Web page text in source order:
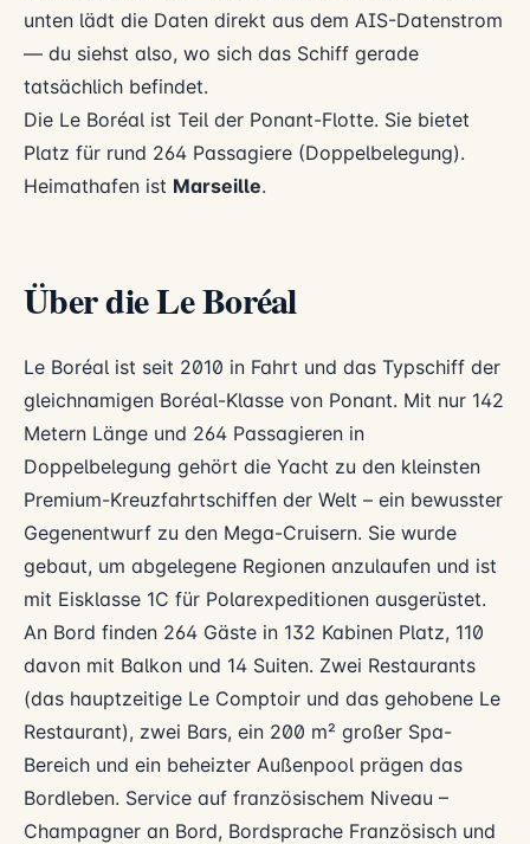
unten lädt die Daten direkt aus dem AIS-Datenstrom
— du siehst also, wo sich das Schiff gerade
tatsächlich befindet.
Die Le Boréal ist Teil der Ponant-Flotte. Sie bietet
Platz für rund 264 Passagiere (Doppelbelegung).
Heimathafen ist Marseille.
Über die Le Boréal
Le Boréal ist seit 2010 in Fahrt und das Typschiff der
gleichnamigen Boréal-Klasse von Ponant. Mit nur 142
Metern Länge und 264 Passagieren in
Doppelbelegung gehört die Yacht zu den kleinsten
Premium-Kreuzfahrtschiffen der Welt – ein bewusster
Gegenentwurf zu den Mega-Cruisern. Sie wurde
gebaut, um abgelegene Regionen anzulaufen und ist
mit Eisklasse 1C für Polarexpeditionen ausgerüstet.
An Bord finden 264 Gäste in 132 Kabinen Platz, 110
davon mit Balkon und 14 Suiten. Zwei Restaurants
(das hauptzeitige Le Comptoir und das gehobene Le
Restaurant), zwei Bars, ein 200 m² großer Spa-
Bereich und ein beheizter Außenpool prägen das
Bordleben. Service auf französischem Niveau –
Champagner an Bord, Bordsprache Französisch und